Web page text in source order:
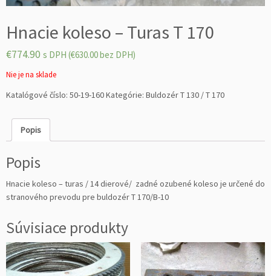
Hnacie koleso – Turas T 170
€774.90 s DPH (€630.00bez DPH)
Nie je na sklade
Katalógové číslo: 50-19-160Kategórie: Buldozér T 130 / T 170
Popis
Popis
Hnacie koleso – turas / 14 dierové/ zadné ozubené koleso je určené do
stranového prevodu pre buldozér T 170/B-10
Súvisiace produkty